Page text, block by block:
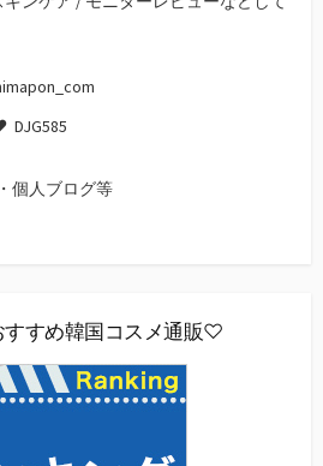
DJG585
個人ブログ等
すすめ韓国コスメ通販♡